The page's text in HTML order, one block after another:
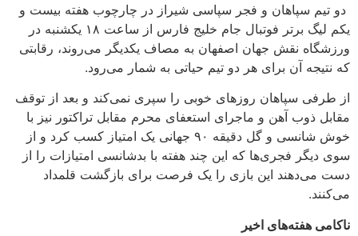
دو تیم سپاهان و فجر سپاسی شیراز در چارچوب هفته بیست و
یکم لیگ برتر فوتبال جام خلیج فارس از ساعت ۱۸ یکشنبه در
ورزشگاه نقش جهان اصفهان به مصاف یکدیگر می‌روند، رقابتی
که نتیجه آن برای هر دو تیم حیاتی به شمار می‌رود.
از طرفی سپاهان روزهای خوبی را سپری نمی‌کند و بعد از توقف
مقابل ذوب آهن و ماجرای استعفای محرم مقابل تراکتور نیز با
خوش شانسی و گل دقیقه ۹۰ جهانی یک امتیاز کسب کرد و از
سوی دیگر فجری‌ها که این چند هفته با بدشانسی امتیازات را از
دست می‌دهند این بازی را یک فرصت برای بازگشت قلمداد
می‌کنند.
ناکامی هفته‌های اخیر